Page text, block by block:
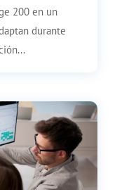
200 en un
durante